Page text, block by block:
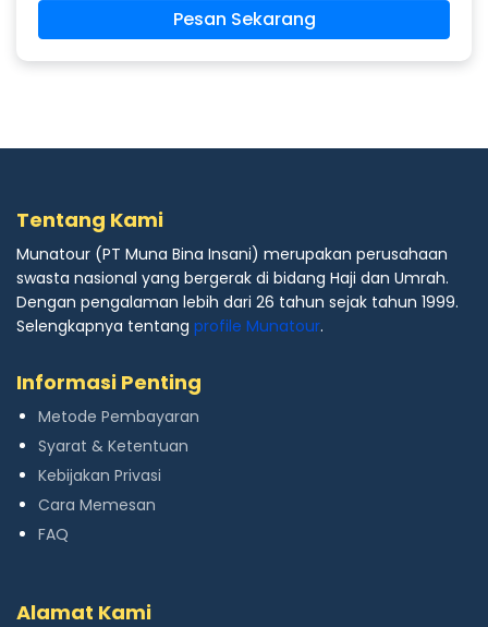
Pesan Sekarang
Tentang Kami
Munatour (PT Muna Bina Insani) merupakan perusahaan
swasta nasional yang bergerak di bidang Haji dan Umrah.
Dengan pengalaman lebih dari 26 tahun sejak tahun 1999.
Selengkapnya tentang profile Munatour.
Informasi Penting
Metode Pembayaran
Syarat & Ketentuan
Kebijakan Privasi
Cara Memesan
FAQ
Alamat Kami